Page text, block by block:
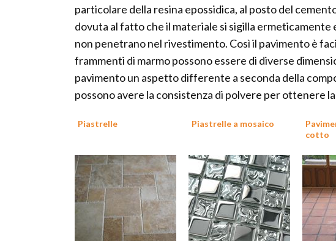
particolare della resina epossidica, al posto del
dovuta al fatto che il materiale si sigilla ermeticamente
non penetrano nel rivestimento. Così il pavimento è
frammenti di marmo possono essere di diverse
pavimento un aspetto differente a seconda della
possono avere la consistenza di polvere per ottenere
Piastrelle Piastrelle a mosaico
cotto